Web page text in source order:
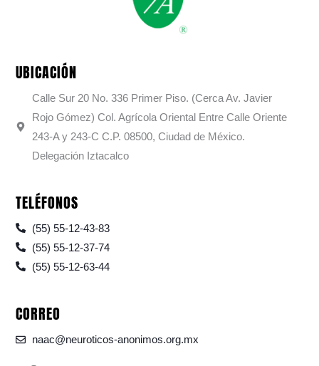
UBICACIÓN
Calle Sur 20 No. 336 Primer Piso. (Cerca Av. Javier
Rojo Gómez) Col. Agrícola Oriental Entre Calle Oriente
243-A y 243-C C.P. 08500, Ciudad de México.
Delegación Iztacalco
TELÉFONOS
(55) 55-12-43-83
(55) 55-12-37-74
(55) 55-12-63-44
CORREO
naac@neuroticos-anonimos.org.mx